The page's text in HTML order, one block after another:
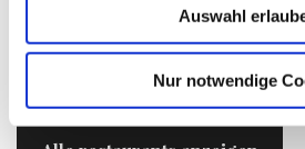
Auswahl
Nur notwendige
Optionen. Und wenn Sie
möchten, finden Sie im La
umfangreiche Wein- und